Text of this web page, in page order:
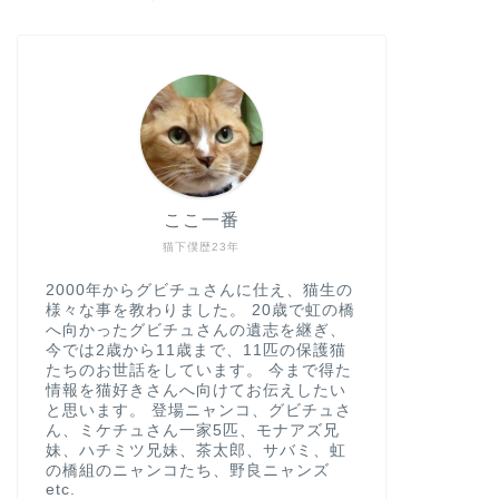
猫下僕歴23年
ここ一番
2000年からグビチュさんに仕え、猫生の
様々な事を教わりました。 20歳で虹の橋
へ向かったグビチュさんの遺志を継ぎ、
今では2歳から11歳まで、11匹の保護猫
たちのお世話をしています。 今まで得た
情報を猫好きさんへ向けてお伝えしたい
と思います。 登場ニャンコ、グビチュさ
ん、ミケチュさん一家5匹、モナアズ兄
妹、ハチミツ兄妹、茶太郎、サバミ、虹
の橋組のニャンコたち、野良ニャンズ
etc.